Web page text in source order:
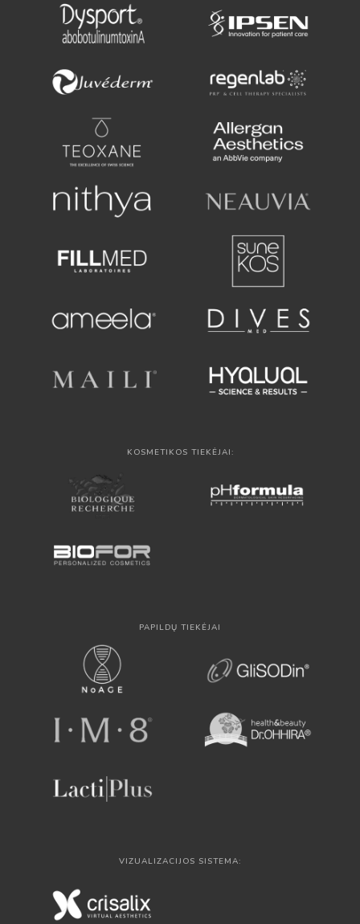
KOSMETIKOS TIEKĖJAI:
PAPILDŲ TIEKĖJAI
VIZUALIZACIJOS SISTEMA: